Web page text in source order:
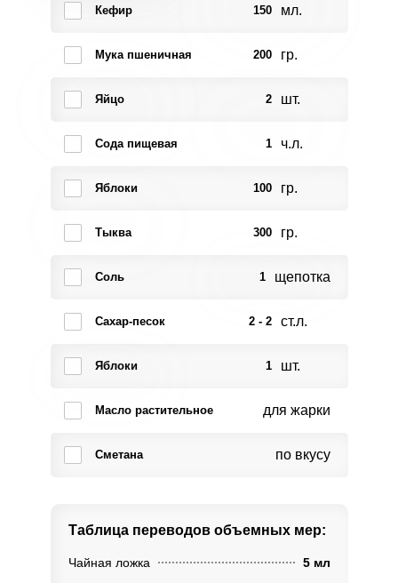
Кефир 150 мл.
Мука пшеничная 200 гр.
Яйцо 2 шт.
Сода пищевая 1 ч.л.
Яблоки 100 гр.
Тыква 300 гр.
Соль 1 щепотка
Сахар-песок 2 - 2 ст.л.
Яблоки 1 шт.
Масло растительное для жарки
Сметана по вкусу
Таблица переводов объемных мер:
Чайная ложка
5 мл